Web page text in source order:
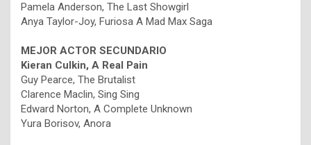
Pamela Anderson, The Last Showgirl
Anya Taylor-Joy, Furiosa A Mad Max Saga
MEJOR ACTOR SECUNDARIO
Kieran Culkin, A Real Pain
Guy Pearce, The Brutalist
Clarence Maclin, Sing Sing
Edward Norton, A Complete Unknown
Yura Borisov, Anora